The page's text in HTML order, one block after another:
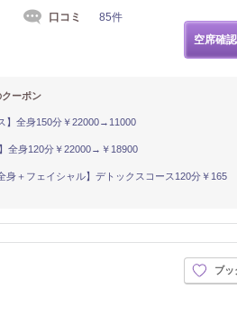
口コミ 85件
空席確
ーポン
】全身150分￥22000→11000
全身120分￥22000→￥18900
身＋フェイシャル】デトックスコース120分￥165
ブッ